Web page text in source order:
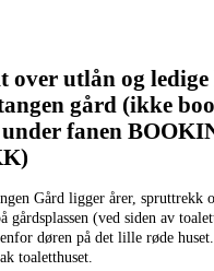
over utlån og
gård (ikke
fanen
Gård ligger årer, spruttrekk
gårdsplassen (ved siden av
døren på det lille røde
toaletthuset.